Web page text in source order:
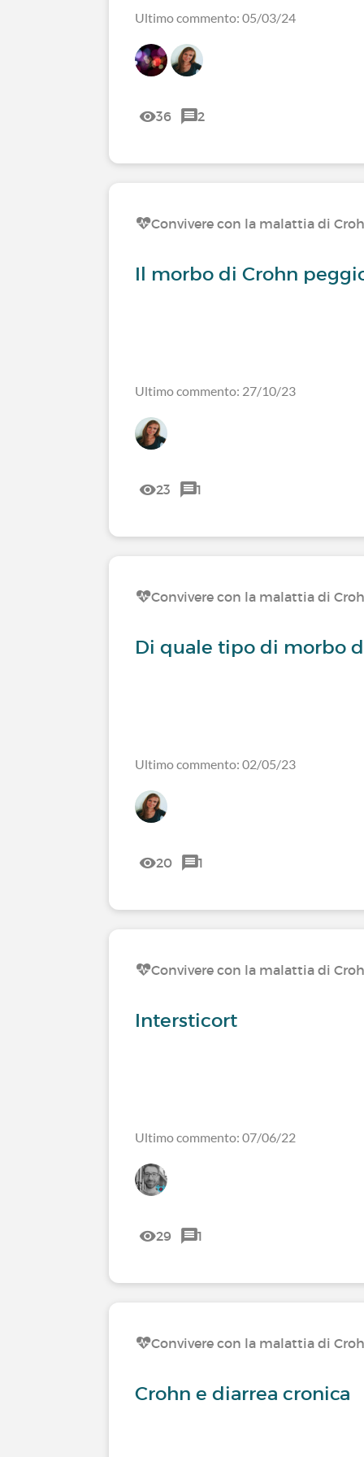
Ultimo commento: 05/03/24
36 2
Convivere con la malattia di
Il morbo di Crohn
Ultimo commento: 27/10/23
23 1
Convivere con la malattia di
Di quale tipo di morbo
Ultimo commento: 02/05/23
20 1
Convivere con la malattia di
Intersticort
Ultimo commento: 07/06/22
29 1
Convivere con la malattia di
Crohn e diarrea cronica